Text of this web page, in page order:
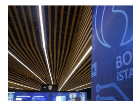
ile Quick Sigorta işlem görmeye
“Gong Töreni” ile Quick Sigorta işlem